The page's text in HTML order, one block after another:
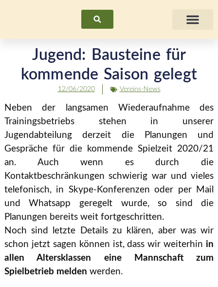
Suchen
Jugend: Bausteine für
kommende Saison gelegt
12/06/2020 Vereins-News
Neben der langsamen Wiederaufnahme des
Trainingsbetriebs stehen in unserer
Jugendabteilung derzeit die Planungen und
Gespräche für die kommende Spielzeit 2020/21
an. Auch wenn es durch die
Kontaktbeschränkungen schwierig war und vieles
telefonisch, in Skype-Konferenzen oder per Mail
und Whatsapp geregelt wurde, so sind die
Planungen bereits weit fortgeschritten.
Noch sind letzte Details zu klären, aber was wir
schon jetzt sagen können ist, dass wir weiterhin in
allen Altersklassen eine Mannschaft zum
Spielbetrieb melden werden.